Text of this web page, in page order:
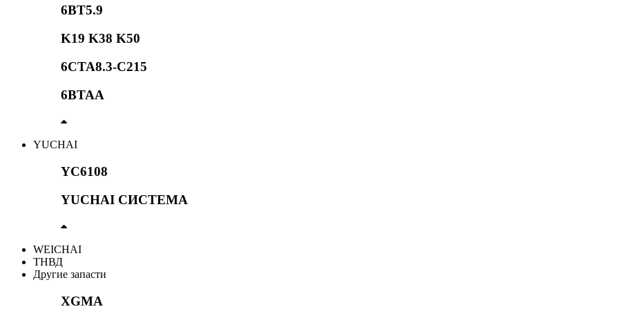
6BT5.9
K19 K38 K50
6CTA8.3-C215
6BTAA
YUCHAI
YC6108
YUCHAI СИСТЕМА
WEICHAI
ТНВД
Другие запасти
XGMA